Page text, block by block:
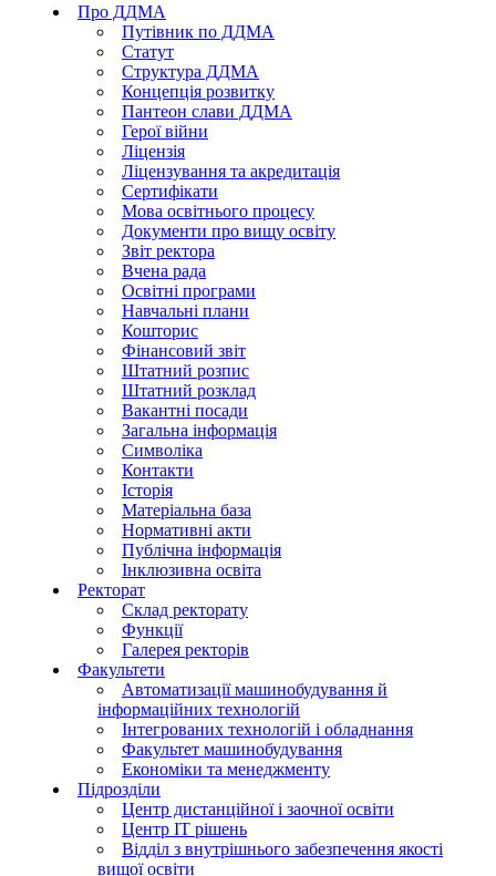
Про ДДМА
Путівник по ДДМА
Статут
Структура ДДМА
Концепція розвитку
Пантеон слави ДДМА
Герої війни
Ліцензія
Ліцензування та акредитація
Сертифікати
Мова освітнього процесу
Документи про вищу освіту
Звіт ректора
Вчена рада
Освітні програми
Навчальні плани
Кошторис
Фінансовий звіт
Штатний розпис
Штатний розклад
Вакантні посади
Загальна інформація
Символіка
Контакти
Історія
Матеріальна база
Нормативні акти
Публічна інформація
Інклюзивна освіта
Ректорат
Склад ректорату
Функції
Галерея ректорів
Факультети
Автоматизації машинобудування й
інформаційних технологій
Інтегрованих технологій і обладнання
Факультет машинобудування
Економіки та менеджменту
Підрозділи
Центр дистанційної і заочної освіти
Центр ІТ рішень
Відділ з внутрішнього забезпечення якості
вищої освіти